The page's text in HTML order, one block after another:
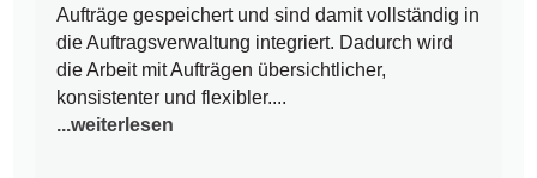
Aufträge gespeichert und sind damit vollständig in
die Auftragsverwaltung integriert. Dadurch wird
die Arbeit mit Aufträgen übersichtlicher,
konsistenter und flexibler....
...weiterlesen